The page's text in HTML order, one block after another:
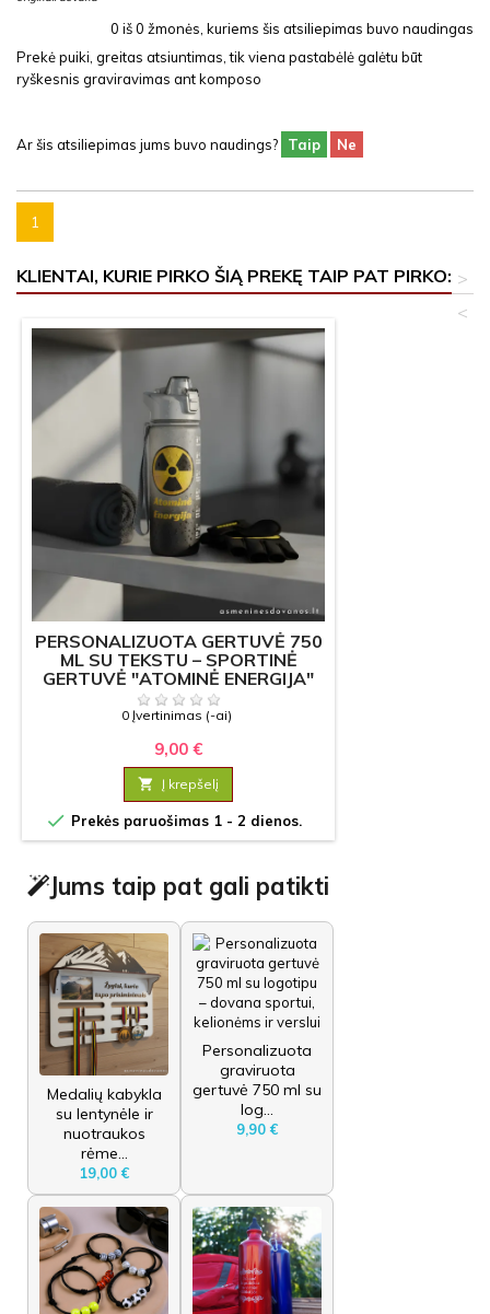
0 iš0 žmonės, kuriems šis atsiliepimas buvo naudingas
Prekė puiki, greitas atsiuntimas, tik viena pastabėlė galėtu būt
ryškesnis graviravimas ant komposo
Ar šis atsiliepimas jums buvo naudings? Taip Ne
1
KLIENTAI, KURIE PIRKO ŠIĄ PREKĘ TAIP PAT PIRKO: >
<
PERSONALIZUOTA GERTUVĖ 750
ML SU TEKSTU – SPORTINĖ
GERTUVĖ "ATOMINĖ ENERGIJA"
DOVANA
0 Įvertinimas (-ai)
9,00 €
 Į krepšelį
 Prekės paruošimas 1 - 2 dienos.
Jums taip pat gali patikti
Medalių kabykla
su lentynėle ir
nuotraukos
rėme...
19,00 €
Personalizuota
graviruota
gertuvė 750 ml su
log...
9,90 €